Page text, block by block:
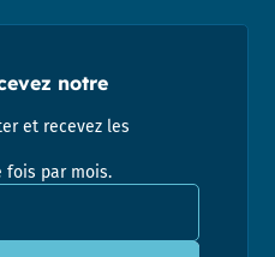
notre
et recevez les
fois par mois.